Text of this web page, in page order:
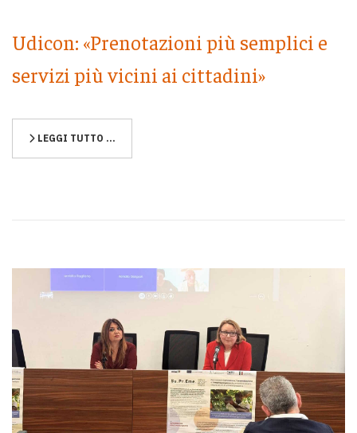
Udicon: «Prenotazioni più semplici e
servizi più vicini ai cittadini»
LEGGI TUTTO …